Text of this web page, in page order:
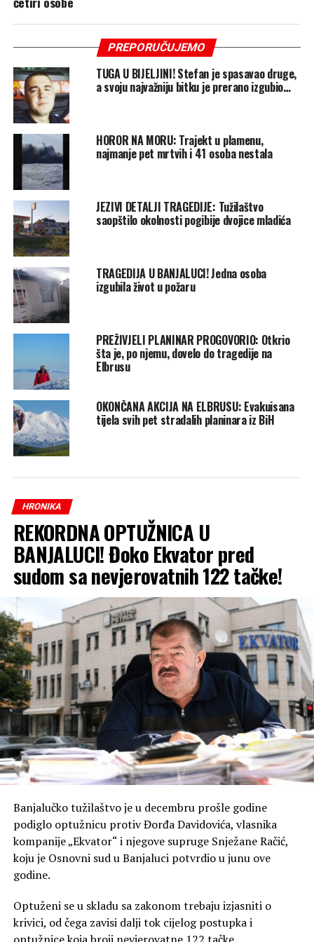
PREPORUČUJEMO
TUGA U BIJELJINI! Stefan je spasavao druge,
a svoju najvažniju bitku je prerano izgubio…
HOROR NA MORU: Trajekt u plamenu,
najmanje pet mrtvih i 41 osoba nestala
JEZIVI DETALJI TRAGEDIJE: Tužilaštvo
saopštilo okolnosti pogibije dvojice mladića
TRAGEDIJA U BANJALUCI! Jedna osoba
izgubila život u požaru
PREŽIVJELI PLANINAR PROGOVORIO: Otkrio
šta je, po njemu, dovelo do tragedije na
Elbrusu
OKONČANA AKCIJA NA ELBRUSU: Evakuisana
tijela svih pet stradalih planinara iz BiH
HRONIKA
REKORDNA OPTUŽNICA U
BANJALUCI! Đoko Ekvator pred
sudom sa nevjerovatnih 122 tačke!
Banjalučko tužilaštvo je u decembru prošle godine
podiglo optužnicu protiv Đorđa Davidovića, vlasnika
kompanije „Ekvator“ i njegove supruge Snježane Račić,
koju je Osnovni sud u Banjaluci potvrdio u junu ove
godine.
Optuženi se u skladu sa zakonom trebaju izjasniti o
krivici, od čega zavisi dalji tok cijelog postupka i